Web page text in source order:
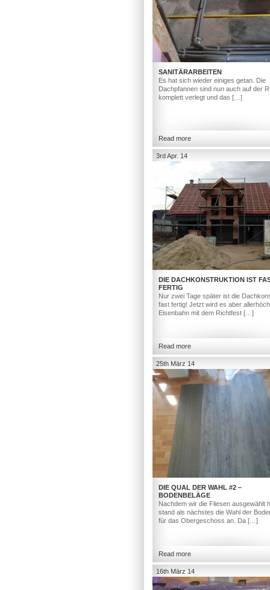
SANITÄRARBEITEN
Es hat sich wieder einiges getan. Die
Dachpfannen sind nun auch auf der
komplett verlegt und das […]
Read more
3rd Apr. 14
DIE DACHKONSTRUKTION IST
FERTIG
Nur zwei Tage später ist die
fast fertig! Jetzt wird es aber
Eisenbahn mit dem Richtfest […]
Read more
25th März 14
DIE QUAL DER WAHL #2 –
BODENBELÄGE
Nachdem wir die Fliesen ausgewählt
stand als nächstes die Wahl der
für das Obergeschoss an. Da […]
Read more
16th März 14